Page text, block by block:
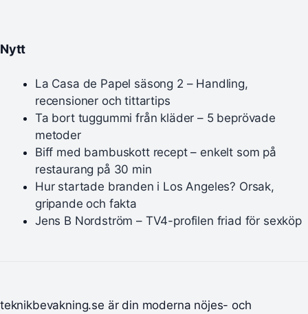
Nytt
La Casa de Papel säsong 2 – Handling,
recensioner och tittartips
Ta bort tuggummi från kläder – 5 beprövade
metoder
Biff med bambuskott recept – enkelt som på
restaurang på 30 min
Hur startade branden i Los Angeles? Orsak,
gripande och fakta
Jens B Nordström – TV4-profilen friad för sexköp
teknikbevakning.se är din moderna nöjes- och